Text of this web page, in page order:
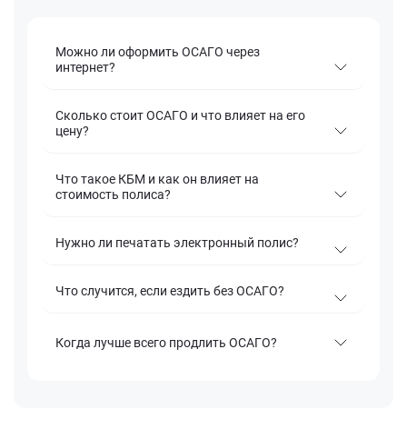
Можно ли оформить ОСАГО через
интернет?
Сколько стоит ОСАГО и что влияет на его
цену?
Что такое КБМ и как он влияет на
стоимость полиса?
Нужно ли печатать электронный полис?
Что случится, если ездить без ОСАГО?
Когда лучше всего продлить ОСАГО?